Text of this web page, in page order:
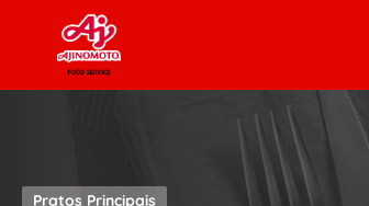
Skip to content
Pratos Principais